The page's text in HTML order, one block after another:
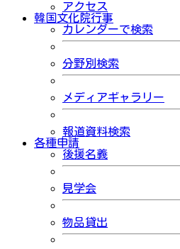
アクセス
韓国文化院行事
カレンダーで検索
分野別検索
メディアギャラリー
報道資料検索
各種申請
後援名義
見学会
物品貸出